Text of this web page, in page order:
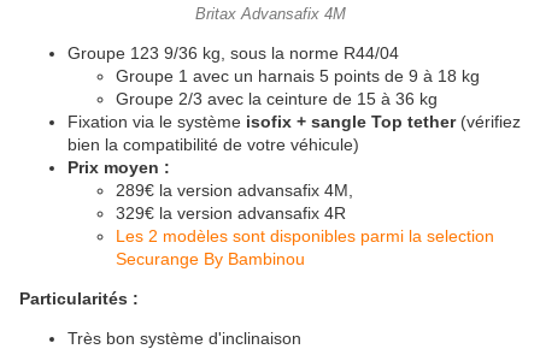
Britax Advansafix 4M
Groupe 123 9/36 kg, sous la norme R44/04
Groupe 1 avec un harnais 5 points de 9 à 18 kg
Groupe 2/3 avec la ceinture de 15 à 36 kg
Fixation via le système isofix + sangle Top tether(vérifiez
bien la compatibilité de votre véhicule)
Prix moyen :
289€ la version advansafix 4M,
329€ la version advansafix 4R
Les 2 modèles sont disponibles parmi la selection
Securange By Bambinou
Particularités :
Très bon système d'inclinaison